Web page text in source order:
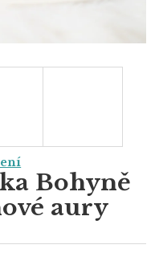
Bohyně
aury